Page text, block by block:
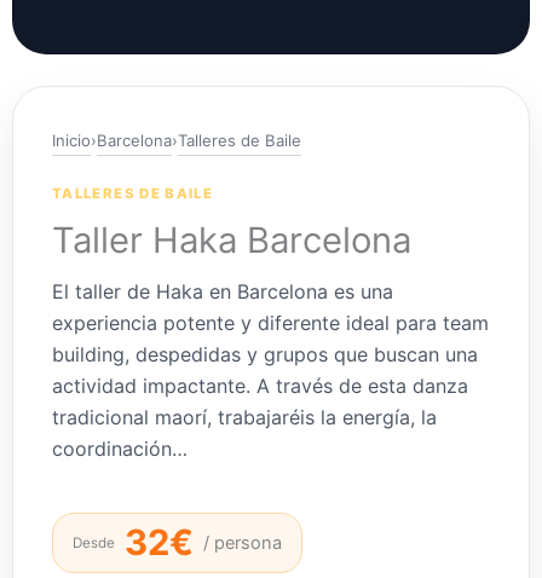
Inicio›Barcelona›Talleres de Baile
TALLERES DE BAILE
Taller Haka Barcelona
El taller de Haka en Barcelona es una
experiencia potente y diferente ideal para team
building, despedidas y grupos que buscan una
actividad impactante. A través de esta danza
tradicional maorí, trabajaréis la energía, la
coordinación…
Desde 32€ / persona